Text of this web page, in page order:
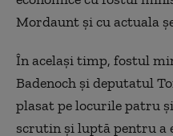
Mordaunt şi cu actuala
În acelaşi timp, fostul
Badenoch şi deputatul
plasat pe locurile patru
scrutin şi luptă pentru a